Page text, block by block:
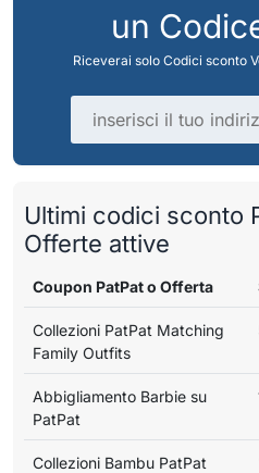
un
Riceverai solo Codici sconto
Indirizzo email
Ultimi codici sconto
Offerte attive
Coupon PatPat o Offerta
Collezioni PatPat Matching
Family Outfits
Abbigliamento Barbie su
PatPat
Collezioni Bambu PatPat